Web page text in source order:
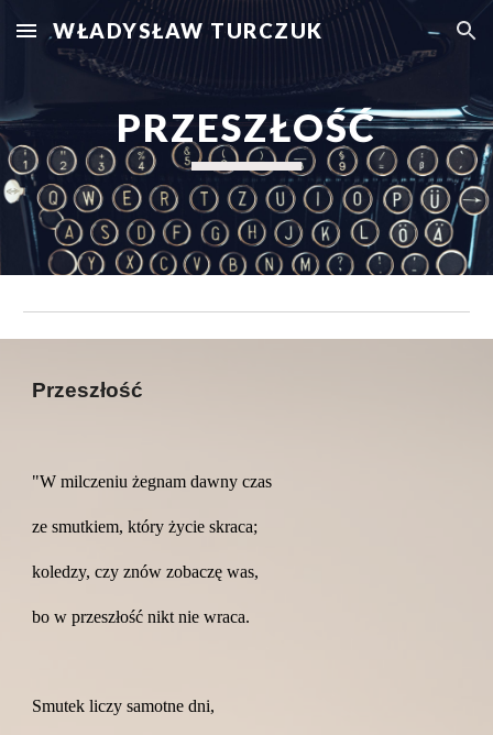
Skip to main content Skip to navigation
WŁADYSŁAW TURCZUK
PRZESZŁOŚĆ
Przeszłość
"W milczeniu żegnam dawny czas
ze smutkiem, który życie skraca;
koledzy, czy znów zobaczę was,
bo w przeszłość nikt nie wraca.
Smutek liczy samotne dni,